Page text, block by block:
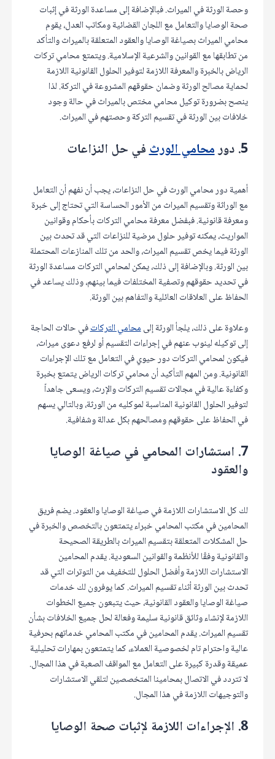
وحصة الورثة في الميراث. فبالإضافة إلى مساعدة الورثة في إثبات
صحة الوصايا والتعامل مع اللجان القضائية ومكاتب العدل، يقوم
محامي الميراث بصياغة الوصايا والعقود المتعلقة بالميراث والتأكد
من تطابقها مع القوانين والشرعية الإسلامية. ويتمتع محامي تركات
الرياض بالخبرة والمعرفة اللازمة لتوفير الحلول القانونية اللازمة
لحماية مصالح الورثة وضمان حقوقهم المشروعة في التركة. لذا
ينصح بضرورة توكيل محامي مختص بالميراث في حالة وجود
خلافات بين الورثة في تقسيم التركة وحصتهم في الميراث.
5. دور محامي الورثفي حل النزاعات
أهمية دور محامي الورث في حل النزاعات، يجب أن نفهم أن التعامل
مع الوراثة وتقسيم الميراث من الأمور الحساسة التي تحتاج إلى خبرة
ومعرفة قانونية. فبفضل معرفة محامي التركات بأحكام وقوانين
المواريث، يمكنه توفير حلول مرضية للنزاعات التي قد تحدث بين
الورثة فيما يخص تقسيم الميراث، والحد من تلك المنازعات المحتملة
بين الورثة. وبالإضافة إلى ذلك، يمكن لمحامي التركات مساعدة الورثة
في تحديد حقوقهم وتصفية المختلفات فيما بينهم، وذلك يساعد في
الحفاظ على العلاقات العائلية والتفاهم بين الورثة.
وعلاوة على ذلك، يلجأ الورثة إلىمحامي التركاتفي حالات الحاجة
إلى توكيله لينوب عنهم في إجراءات التقسيم أو لرفع دعوى ميراث،
فيكون لمحامي التركات دور حيوي في التعامل مع تلك الإجراءات
القانونية. ومن المهم التأكيد أن محامي تركات الرياض يتمتع بخبرة
وكفاءة عالية في مجالات تقسيم التركات والإرث، ويسعى جاهداً
لتوفير الحلول القانونية المناسبة لموكليه من الورثة، وبالتالي يسهم
في الحفاظ على حقوقهم ومصالحهم بكل عدالة وشفافية.
7. استشارات المحامي في صياغة الوصايا
والعقود
لك كل الاستشارات اللازمة في صياغة الوصايا والعقود. يضم فريق
المحامين في مكتب المحامي خبراء يتمتعون بالتخصص والخبرة في
حل المشكلات المتعلقة بتقسيم الميراث بالطريقة الصحيحة
والقانونية وفقًا للأنظمة والقوانين السعودية. يقدم المحامين
الاستشارات اللازمة وأفضل الحلول للتخفيف من التوترات التي قد
تحدث بين الورثة أثناء تقسيم الميراث. كما يوفرون لك خدمات
صياغة الوصايا والعقود القانونية، حيث يتبعون جميع الخطوات
اللازمة لإنشاء وثائق قانونية سليمة وفعالة لحل جميع الخلافات بشأن
تقسيم الميراث. يقدم المحامين في مكتب المحامي خدماتهم بحرفية
عالية واحترام تام لخصوصية العملاء، كما يتمتعون بمهارات تحليلية
عميقة وقدرة كبيرة على التعامل مع المواقف الصعبة في هذا المجال.
لا تتردد في الاتصال بمحامينا المتخصصين لتلقي الاستشارات
والتوجيهات اللازمة في هذا المجال.
8. الإجراءات اللازمة لإثبات صحة الوصايا